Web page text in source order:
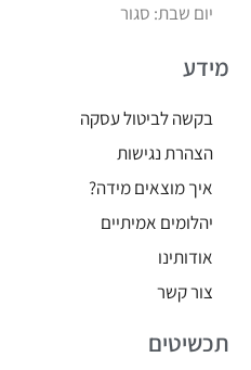
יום שבת: סגור
מידע
בקשה לביטול עסקה
הצהרת נגישות
איך מוצאים מידה?
יהלומים אמיתיים
אודותינו
צור קשר
תכשיטים